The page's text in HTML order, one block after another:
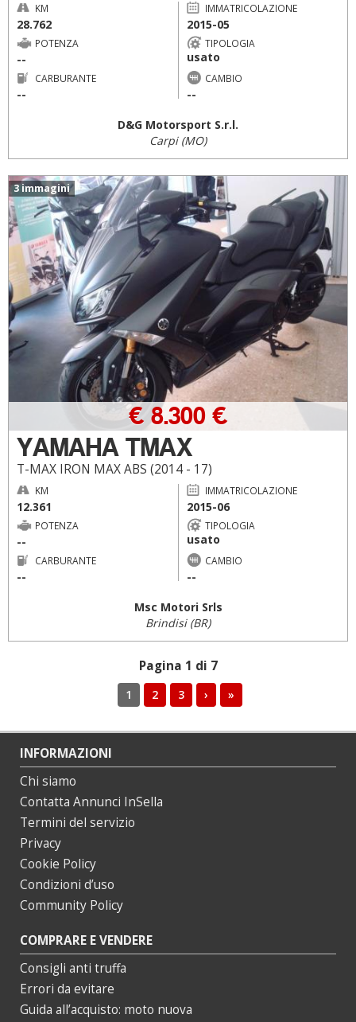
KM
28.762
IMMATRICOLAZIONE
2015-05
POTENZA
--
TIPOLOGIA
usato
CARBURANTE
--
CAMBIO
--
D&G Motorsport S.r.l.
Carpi (MO)
3 immagini
YAMAHA TMAX
T-MAX IRON MAX ABS (2014 - 17)
€ 8.300 €
KM
12.361
IMMATRICOLAZIONE
2015-06
POTENZA
--
TIPOLOGIA
usato
CARBURANTE
--
CAMBIO
--
Msc Motori Srls
Brindisi (BR)
Pagina 1 di 7
1 2 3 › »
INFORMAZIONI
Chi siamo
Contatta Annunci InSella
Termini del servizio
Privacy
Cookie Policy
Condizioni d’uso
Community Policy
COMPRARE E VENDERE
Consigli anti truffa
Errori da evitare
Guida all’acquisto: moto nuova